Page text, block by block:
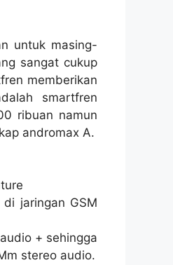
untuk masing-
sangat cukup
memberikan
smartfren
ribuan namun
andromax A.
di jaringan GSM
+ sehingga
stereo audio.